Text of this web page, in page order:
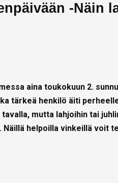
-Näin
aina toukokuun 2.
tärkeä henkilö äiti
mutta lahjoihin tai
Näillä helpoilla vinkeillä voit